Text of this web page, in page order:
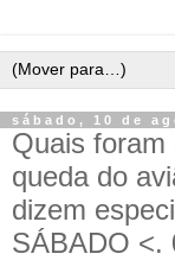
sábado, 10 de
Quais
queda do
dizem
SÁBADO <.